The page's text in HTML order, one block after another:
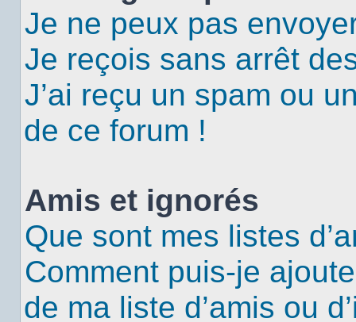
Je ne peux pas
Je reçois sans arrêt
J’ai reçu un spam ou
de ce forum !
Amis et ignorés
Que sont mes listes
Comment puis-je
de ma liste d’amis ou